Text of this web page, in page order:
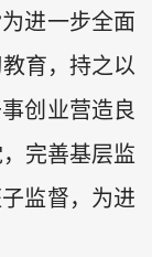
进一步全面
育，持之以
创业营造良
完善基层监
监督，为进